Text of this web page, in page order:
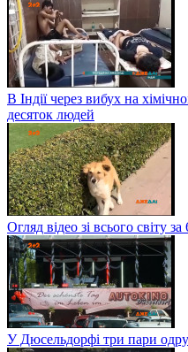
В Індії через вибух на
десяток людей
Огляд відео зі всього світу
У Дюсельдорфі три пари